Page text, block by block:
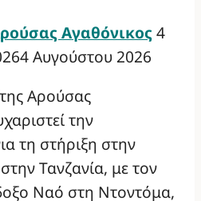
Αγαθόνικος 4
4 Αυγούστου 2026
Αρούσας
την
τη στήριξη στην
Τανζανία, με τον
Ναό στη Ντοντόμα,